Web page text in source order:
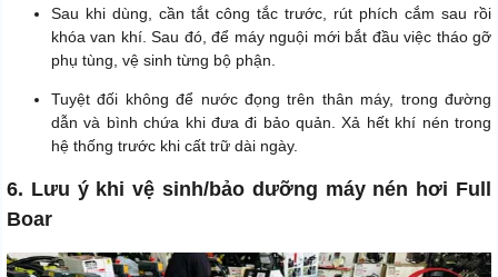
Sau khi dùng, cần tắt công tắc trước, rút phích cắm sau rồi
khóa van khí. Sau đó, để máy nguội mới bắt đầu việc tháo gỡ
phụ tùng, vệ sinh từng bộ phận.
Tuyệt đối không để nước đọng trên thân máy, trong đường
dẫn và bình chứa khi đưa đi bảo quản. Xả hết khí nén trong
hệ thống trước khi cất trữ dài ngày.
6. Lưu ý khi vệ sinh/bảo dưỡng máy nén hơi Full
Boar